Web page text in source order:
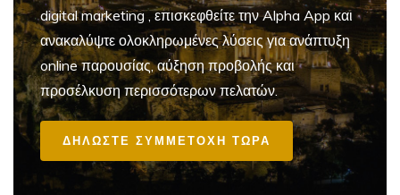
digital marketing, επισκεφθείτε την Alpha App και
ανακαλύψτε ολοκληρωμένες λύσεις για ανάπτυξη
online παρουσίας, αύξηση προβολής και
προσέλκυση περισσότερων πελατών.
ΔΗΛΩΣΤΕ ΣΥΜΜΕΤΟΧΗ ΤΩΡΑ